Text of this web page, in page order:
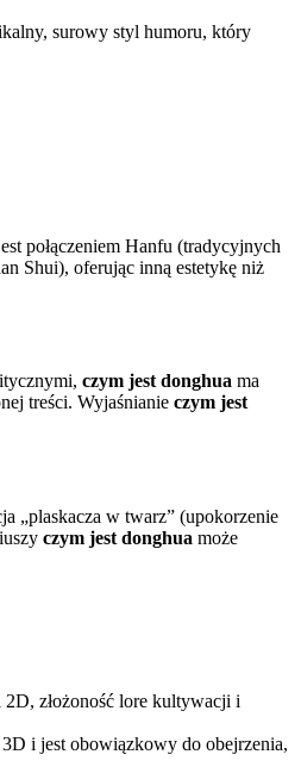
surowy styl humoru, który
połączeniem Hanfu (tradycyjnych
Shui), oferując inną estetykę niż
czym jest donghua ma
treści. Wyjaśnianie czym jest
„plaskacza w twarz” (upokorzenie
czym jest donghua może
złożoność lore kultywacji i
i jest obowiązkowy do obejrzenia,